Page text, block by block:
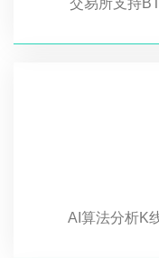
交易所支持
AI算法分析K